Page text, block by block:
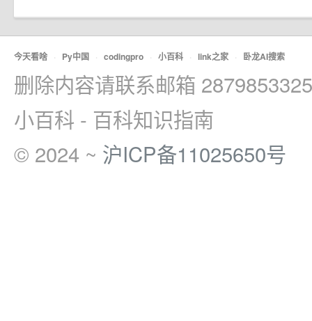
今天看啥 · Py中国 · codingpro · 小百科 · link之家 · 卧龙AI搜索
删除内容请联系邮箱
小百科 - 百科知识指南
© 2024 ~ 沪ICP备11025650号